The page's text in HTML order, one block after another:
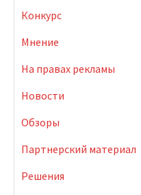
Конкурс
Мнение
На правах рекламы
Новости
Обзоры
Партнерский материал
Решения